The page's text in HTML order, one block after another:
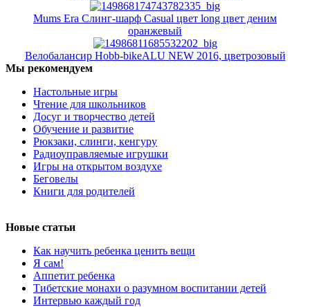
Mums Era Слинг-шарф Casual цвет long цвет деним
оранжевый
Велобалансир Hobb-bikeALU NEW 2016, цветрозовый
Мы рекомендуем
Настольные игры
Чтение для школьников
Досуг и творчество детей
Обучение и развитие
Рюкзаки, слинги, кенгуру
Радиоуправляемые игрушки
Игры на открытом воздухе
Беговелы
Книги для родителей
Новые статьи
Как научить ребенка ценить вещи
Я сам!
Аппетит ребенка
Тибетские монахи о разумном воспитании детей
Интервью каждый год